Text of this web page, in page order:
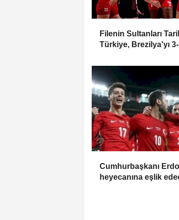
Filenin Sultanları
Türkiye, Brezilya'yı
Cumhurbaşkanı
heyecanına eşlik